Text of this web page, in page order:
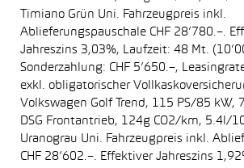
Timiano Grün Uni. Fahrzeugpreis inkl.
Ablieferungspauschale CHF 28’780.–.
Jahreszins 3,03%, Laufzeit: 48 Mt.
Sonderzahlung: CHF 5’650.–,
exkl. obligatorischer
Volkswagen Golf Trend, 115 PS/85 kW,
DSG Frontantrieb, 124g CO2/km, 5.4l/
Uranograu Uni. Fahrzeugpreis inkl.
CHF 28’602.–. Effektiver Jahreszins